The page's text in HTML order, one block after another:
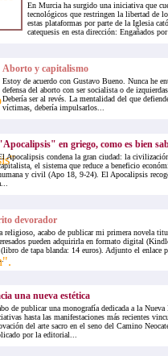
En Murcia ha surgido una iniciativa que
tecnológicos que restringen la libertad de
estas plataformas por parte de la Iglesia
catequesis en esta dirección: Engañados
Aborto y capitalismo
Estoy de acuerdo con Gustavo Bueno. Nunca he
defensa del aborto con ser socialista o de
Debería ser al revés. La mentalidad del que
víctimas, debería impulsarlos...
en griego, como es bien
Apocalipsis condena la gran ciudad: la
el sistema que reduce a beneficio
y civil (Apo 18, 9-24). El Apocalipsis
devorador
religioso, acabo de publicar mi primera novela
pueden adquirirla en formato digital
de tapa blanda: 14 euros). Adjunto el enlace
una nueva estética
de publicar una monografía dedicada a la Nueva
hasta las manifestaciones más recientes
del arte sacro en el seno del Camino
por la editorial...